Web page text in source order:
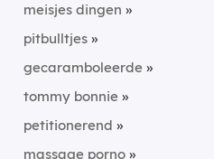
meisjes dingen
pitbulltjes
gecaramboleerde
tommy bonnie
petitionerend
massage porno